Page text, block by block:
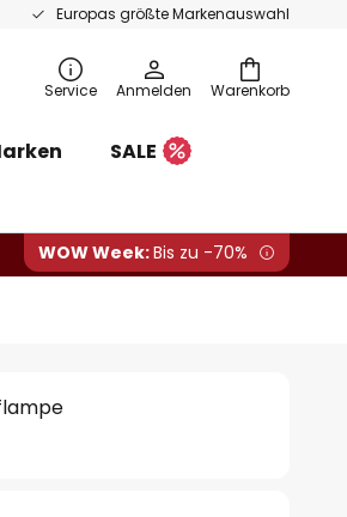
Europas größte Markenauswahl
Warenkorb
Service Anmelden
SALE
WOW Week:Bis zu -70%